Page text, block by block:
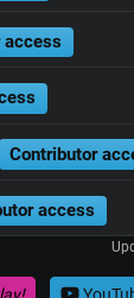
access
Contributor
access